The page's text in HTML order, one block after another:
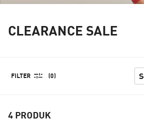
CLEARANCE SALE
FILTER (0)
4 PRODUK